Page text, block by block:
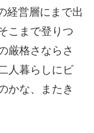
経営層にまで出
こまで登りつ
厳格さならさ
人暮らしにビ
かな、またき